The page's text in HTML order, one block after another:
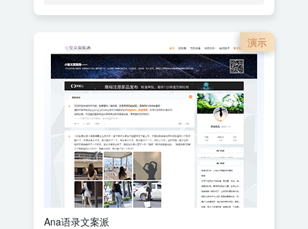
演示
Ana语录文案派